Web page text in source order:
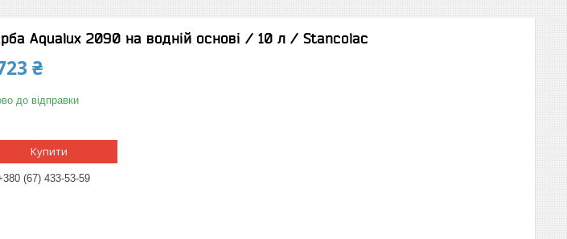
Aqualux 2090 на водній основі / 10 л / Stancolac
₴
до відправки
Купити
(67) 433-53-59